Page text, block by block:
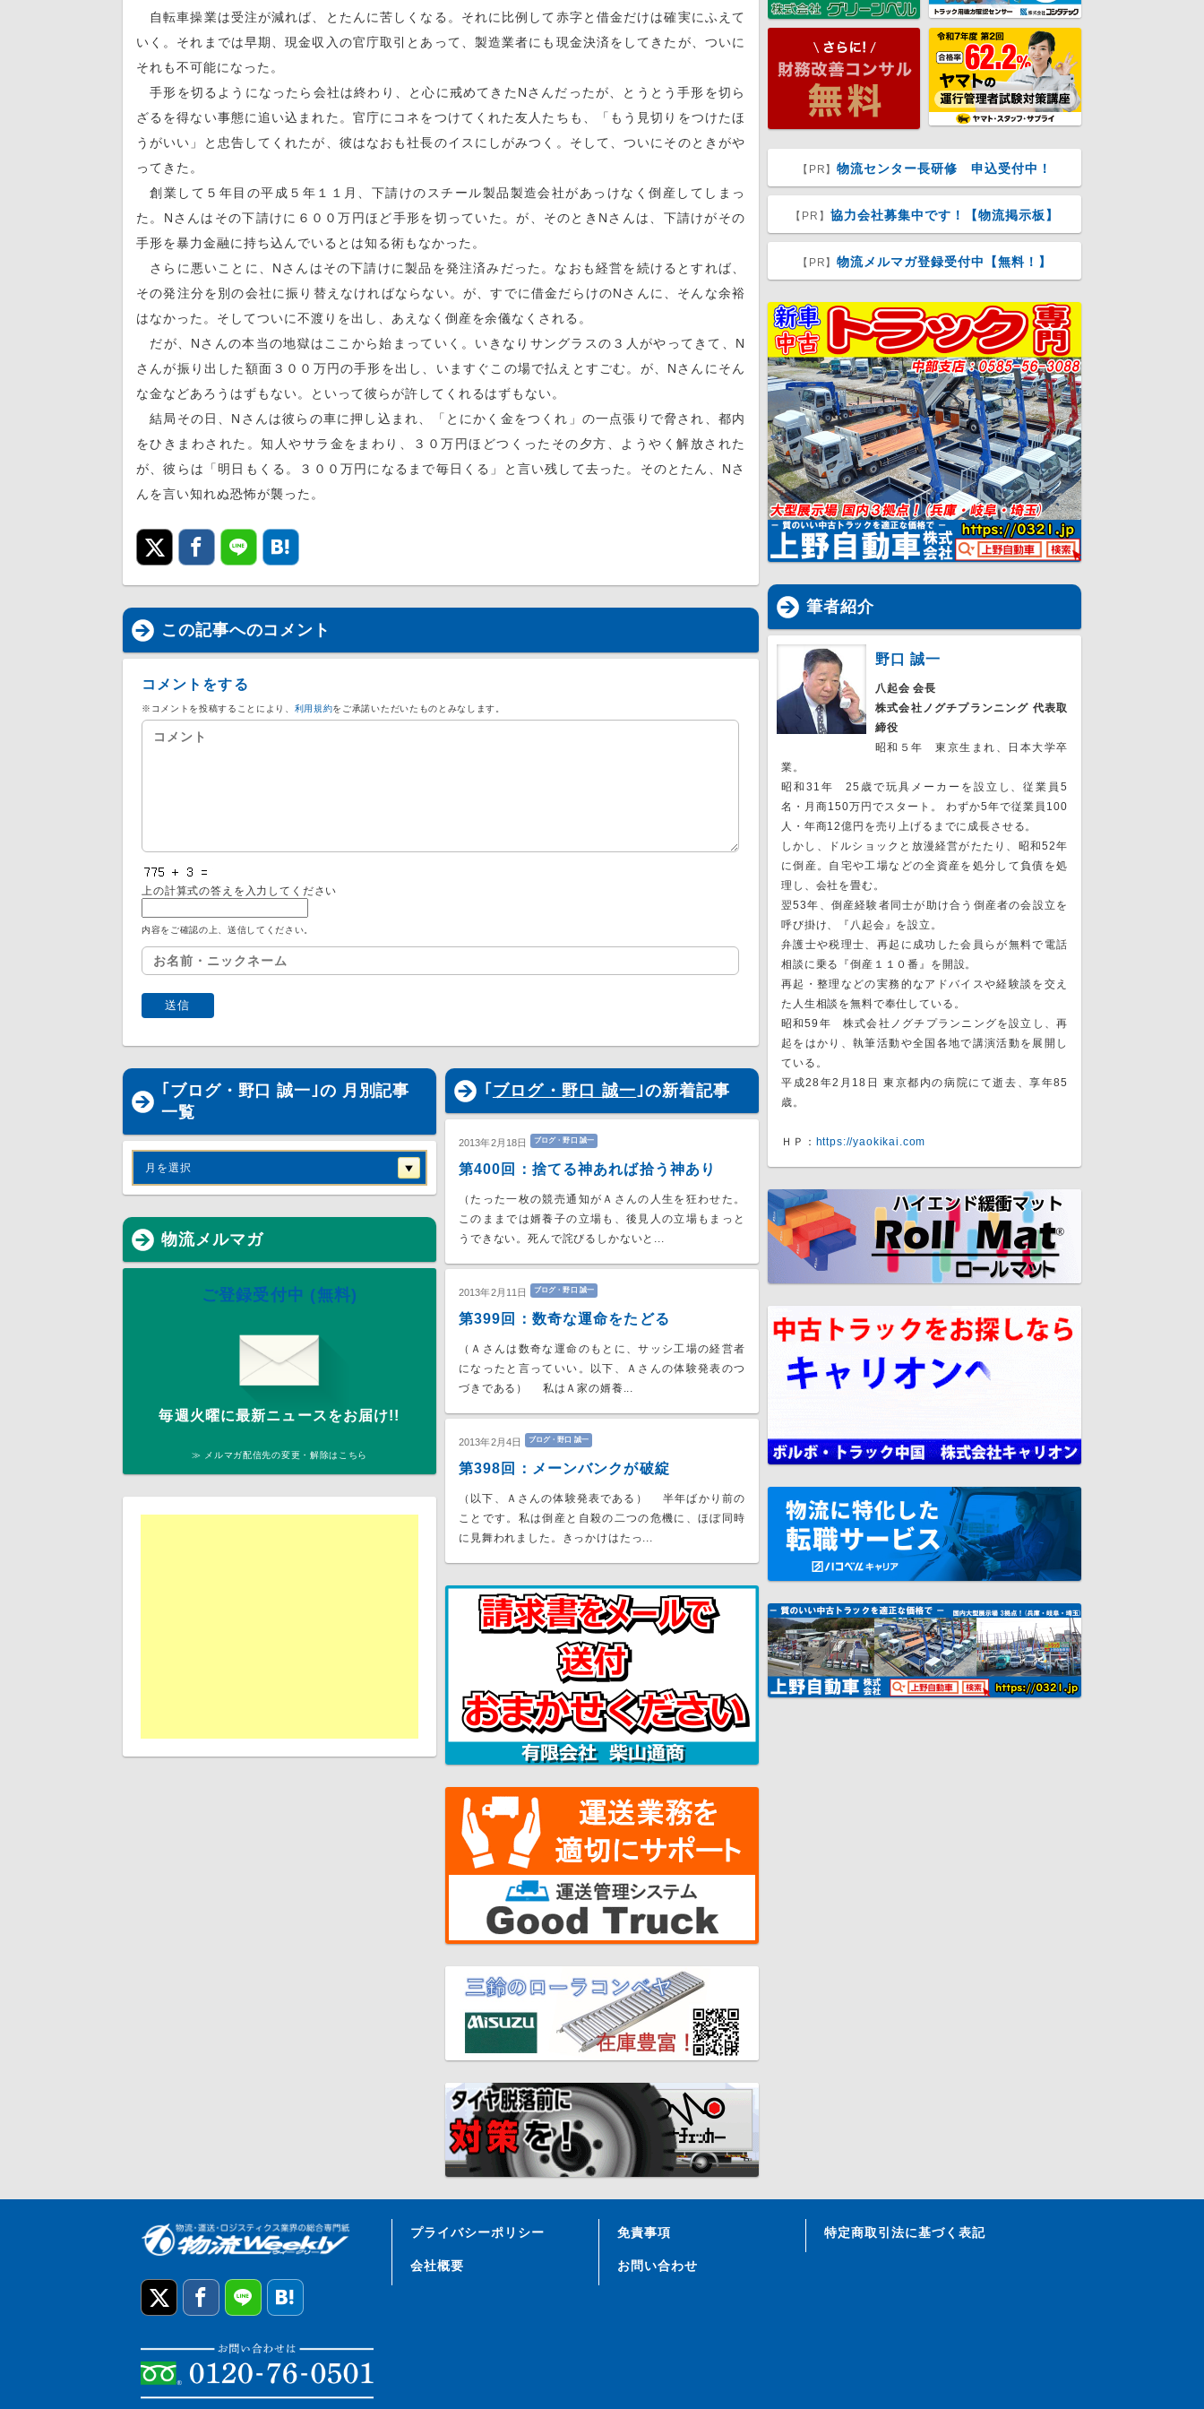
自転車操業は受注が減れば、とたんに苦しくなる。それに比例して赤字と借金だけは確実にふえて
いく。それまでは早期、現金収入の官庁取引とあって、製造業者にも現金決済をしてきたが、ついに
それも不可能になった。
手形を切るようになったら会社は終わり、と心に戒めてきたNさんだったが、とうとう手形を切ら
ざるを得ない事態に追い込まれた。官庁にコネをつけてくれた友人たちも、「もう見切りをつけたほ
うがいい」と忠告してくれたが、彼はなおも社長のイスにしがみつく。そして、ついにそのときがや
ってきた。
創業して５年目の平成５年１１月、下請けのスチール製品製造会社があっけなく倒産してしまっ
た。Nさんはその下請けに６００万円ほど手形を切っていた。が、そのときNさんは、下請けがその
手形を暴力金融に持ち込んでいるとは知る術もなかった。
さらに悪いことに、Nさんはその下請けに製品を発注済みだった。なおも経営を続けるとすれば、
その発注分を別の会社に振り替えなければならない。が、すでに借金だらけのNさんに、そんな余裕
はなかった。そしてついに不渡りを出し、あえなく倒産を余儀なくされる。
だが、Nさんの本当の地獄はここから始まっていく。いきなりサングラスの３人がやってきて、N
さんが振り出した額面３００万円の手形を出し、いますぐこの場で払えとすごむ。が、Nさんにそん
な金などあろうはずもない。といって彼らが許してくれるはずもない。
結局その日、Nさんは彼らの車に押し込まれ、「とにかく金をつくれ」の一点張りで脅され、都内
をひきまわされた。知人やサラ金をまわり、３０万円ほどつくったその夕方、ようやく解放された
が、彼らは「明日もくる。３００万円になるまで毎日くる」と言い残して去った。そのとたん、Nさ
んを言い知れぬ恐怖が襲った。
この記事へのコメント
コメントをする
※コメントを投稿することにより、 利用規約をご承諾いただいたものとみなします。
上の計算式の答えを入力してください
内容をご確認の上、送信してください。
【PR】物流センター長研修 申込受付中！
【PR】 協力会社募集中です！【物流掲示板】
【PR】物流メルマガ登録受付中【無料！】
筆者紹介
野口 誠一
八起会 会長
株式会社ノグチプランニング 代表取
締役
昭和５年 東京生まれ、日本大学卒
業。
昭和31年 25歳で玩具メーカーを設立し、従業員5
名・月商150万円でスタート。 わずか5年で従業員100
人・年商12億円を売り上げるまでに成長させる。
しかし、ドルショックと放漫経営がたたり、昭和52年
に倒産。自宅や工場などの全資産を処分して負債を処
理し、会社を畳む。
翌53年、倒産経験者同士が助け合う倒産者の会設立を
呼び掛け、『八起会』を設立。
弁護士や税理士、再起に成功した会員らが無料で電話
相談に乗る『倒産１１０番』を開設。
再起・整理などの実務的なアドバイスや経験談を交え
た人生相談を無料で奉仕している。
昭和59年 株式会社ノグチプランニングを設立し、再
起をはかり、執筆活動や全国各地で講演活動を展開し
ている。
平成28年2月18日 東京都内の病院にて逝去、享年85
歳。
ＨＰ： https://yaokikai.com
｢ブログ・野口 誠一｣の 月別記事
一覧
月を選択
｢ ブログ・野口 誠一 ｣の新着記事
2013年2月18日 ブログ・野口 誠一
第400回：捨てる神あれば拾う神あり
（たった一枚の競売通知がＡさんの人生を狂わせた。
このままでは婿養子の立場も、後見人の立場もまっと
うできない。死んで詫びるしかないと...
2013年2月11日 ブログ・野口 誠一
第399回：数奇な運命をたどる
（Ａさんは数奇な運命のもとに、サッシ工場の経営者
になったと言っていい。以下、Ａさんの体験発表のつ
づきである） 私はＡ家の婿養...
2013年2月4日 ブログ・野口 誠一
第398回：メーンバンクが破綻
（以下、Ａさんの体験発表である） 半年ばかり前の
ことです。私は倒産と自殺の二つの危機に、ほぼ同時
に見舞われました。きっかけはたっ...
物流メルマガ
ご登録受付中 (無料)
毎週火曜に最新ニュースをお届け!!
≫ メルマガ配信先の変更・解除はこちら
プライバシーポリシー 免責事項 特定商取引法に基づく表記
会社概要 お問い合わせ